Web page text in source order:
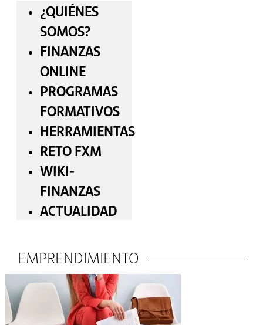
¿QUIÉNES
SOMOS?
FINANZAS
ONLINE
PROGRAMAS
FORMATIVOS
HERRAMIENTAS
RETO FXM
WIKI-
FINANZAS
ACTUALIDAD
EMPRENDIMIENTO